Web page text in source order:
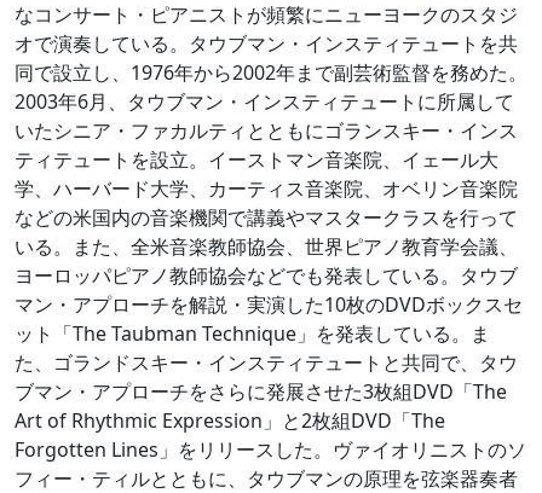
なコンサート・ピアニストが頻繁にニューヨークのスタジ
オで演奏している。タウブマン・インスティテュートを共
同で設立し、1976年から2002年まで副芸術監督を務めた。
2003年6月、タウブマン・インスティテュートに所属して
いたシニア・ファカルティとともにゴランスキー・インス
ティテュートを設立。イーストマン音楽院、イェール大
学、ハーバード大学、カーティス音楽院、オベリン音楽院
などの米国内の音楽機関で講義やマスタークラスを行って
いる。また、全米音楽教師協会、世界ピアノ教育学会議、
ヨーロッパピアノ教師協会などでも発表している。タウブ
マン・アプローチを解説・実演した10枚のDVDボックスセ
ット「The Taubman Technique」を発表している。ま
た、ゴランドスキー・インスティテュートと共同で、タウ
ブマン・アプローチをさらに発展させた3枚組DVD「The
Art of Rhythmic Expression」と2枚組DVD「The
Forgotten Lines」をリリースした。ヴァイオリニストのソ
フィー・ティルとともに、タウブマンの原理を弦楽器奏者